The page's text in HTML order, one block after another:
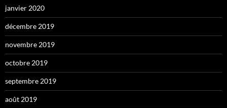
janvier 2020
décembre 2019
novembre 2019
octobre 2019
septembre 2019
août 2019